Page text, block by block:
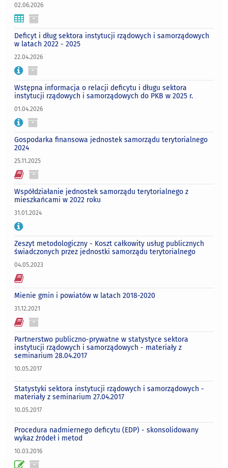
02.06.2026
Deficyt i dług sektora instytucji rządowych i samorządowych
w latach 2022 - 2025
22.04.2026
Wstępna informacja o relacji deficytu i długu sektora
instytucji rządowych i samorządowych do PKB w 2025 r.
01.04.2026
Gospodarka finansowa jednostek samorządu terytorialnego
2024
25.11.2025
Współdziałanie jednostek samorządu terytorialnego z
mieszkańcami w 2022 roku
31.01.2024
Zeszyt metodologiczny - Koszt całkowity usług publicznych
świadczonych przez jednostki samorządu terytorialnego
04.05.2023
Mienie gmin i powiatów w latach 2018-2020
31.12.2021
Partnerstwo publiczno-prywatne w statystyce sektora
instytucji rządowych i samorządowych - materiały z
seminarium 28.04.2017
10.05.2017
Statystyki sektora instytucji rządowych i samorządowych -
materiały z seminarium 27.04.2017
10.05.2017
Procedura nadmiernego deficytu (EDP) - skonsolidowany
wykaz źródeł i metod
10.03.2016